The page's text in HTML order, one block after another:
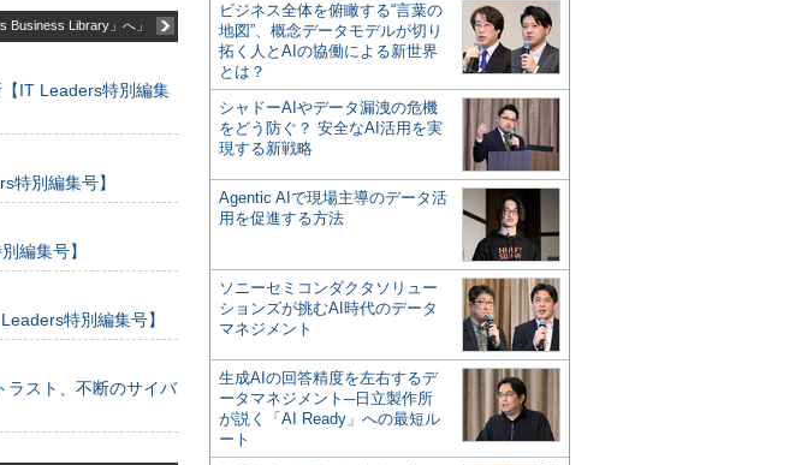
Business Library」へ」
IT Leaders特別編集
特別編集号】
編集号】
特別編集号】
ラスト、不断のサイバ
ビジネス全体を俯瞰する“言葉の
地図”、概念データモデルが切り
拓く人とAIの協働による新世界
とは？
シャドーAIやデータ漏洩の危機
をどう防ぐ？ 安全なAI活用を実
現する新戦略
Agentic AIで現場主導のデータ活
用を促進する方法
ソニーセミコンダクタソリュー
ションズが挑むAI時代のデータ
マネジメント
生成AIの回答精度を左右するデ
ータマネジメント─日立製作所
が説く「AI Ready」への最短ル
ート